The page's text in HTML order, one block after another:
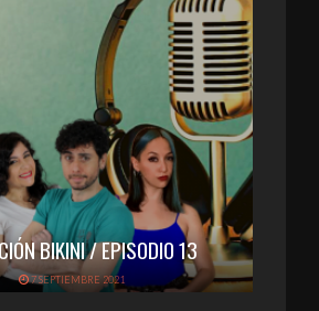
BIKINI / EPISODIO 13
7 SEPTIEMBRE 2021